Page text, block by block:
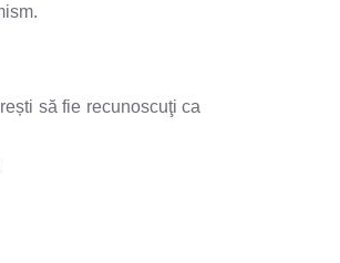
să fie recunoscuţi ca